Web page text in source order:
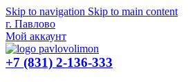
Skip to navigation Skip to main content
г. Павлово
Мой аккаунт
+7 (831) 2-136-333